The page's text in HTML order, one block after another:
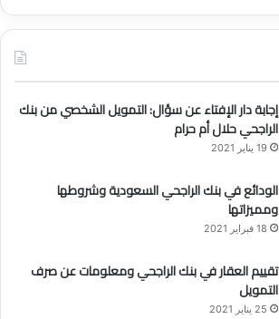
إجابة دار الإفتاء عن سؤال: التمويل الشخصي من بنك
الراجحي حلال أم حرام
19 يناير 2021
الودائع في بنك الراجحي السعودية وشروطها
ومميزاتها
18 فبراير 2021
تقييم العقار في بنك الراجحي ومعلومات عن صرف
التمويل
25 يناير 2021